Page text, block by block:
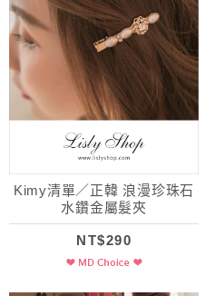
Kimy清單／正韓 浪漫珍珠石
水鑽金屬髮夾
NT$290